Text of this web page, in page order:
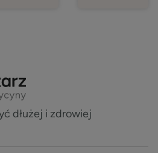
dłużej i zdrowiej